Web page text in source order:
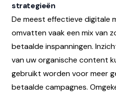
strategieën
De meest effectieve digitale
omvatten vaak een mix van
betaalde inspanningen.
van uw organische content
gebruikt worden voor meer
betaalde campagnes.